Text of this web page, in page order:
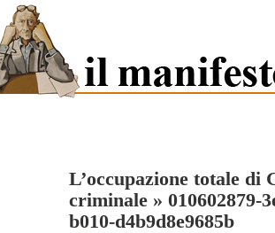
L’occupazione totale di
criminale » 010602879-
b010-d4b9d8e9685b